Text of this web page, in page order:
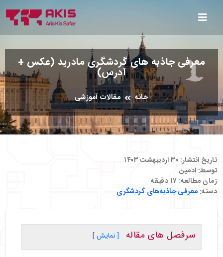
معرفی جاذبه های گردشگری مادرید (عکس +
آدرس)
خانه مقالات آموزشی
تاریخ انتشار: ۳۰ اردیبهشت ۱۴۰۳
توسط: ادمین
زمان مطالعه: ۱۷ دقیقه
دسته: معرفی جاذبه‌های گردشگری
سرفصل های مقاله
[ نمایش ]
・ریشه‌ های تاریخی مادرید